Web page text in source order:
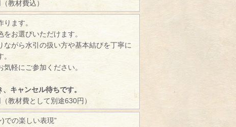
教材費込）
ます。
お選びいただけます。
ながら水引の扱い方や基本結びを丁寧に
軽にご参加ください。
キャンセル待ちです。
教材費として別途630円）
での楽しい表現”